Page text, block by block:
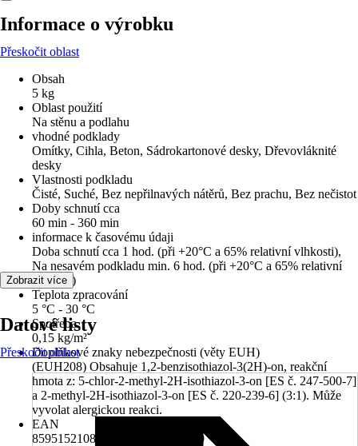
Informace o výrobku
Přeskočit oblast
Obsah
5 kg
Oblast použití
Na stěnu a podlahu
vhodné podklady
Omítky, Cihla, Beton, Sádrokartonové desky, Dřevovláknité
desky
Vlastnosti podkladu
Čisté, Suché, Bez nepřilnavých nátěrů, Bez prachu, Bez nečistot
Doby schnutí cca
60 min - 360 min
informace k časovému údaji
Doba schnutí cca 1 hod. (při +20°C a 65% relativní vlhkosti),
Na nesavém podkladu min. 6 hod. (při +20°C a 65% relativní
vlhkosti)
Teplota zpracování
5 °C - 30 °C
Spotřeba
0,15 kg/m²
Doplňkové znaky nebezpečnosti (věty EUH)
(EUH208) Obsahuje 1,2-benzisothiazol-3(2H)-on, reakční
hmota z: 5-chlor-2-methyl-2H-isothiazol-3-on [ES č. 247-500-7]
a 2-methyl-2H-isothiazol-3-on [ES č. 220-239-6] (3:1). Může
vyvolat alergickou reakci.
EAN
8595152108206, 8595152182510
Zobrazit více
Datové listy
Přeskočit oblast